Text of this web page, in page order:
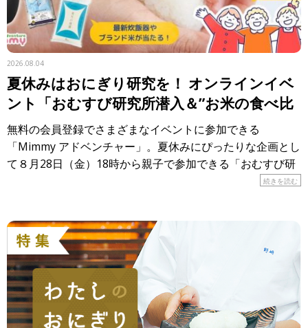
2026.08.04
夏休みはおにぎり研究を！ オンラインイベ
ント「おむすび研究所潜入＆”お米の食べ比
べ”大実験！」
無料の会員登録でさまざまなイベントに参加できる
「Mimmy アドベンチャー」。夏休みにぴったりな企画とし
て８月28日（金）18時から親子で参加できる「おむすび研
究所潜入＆”お米の食べ比べ”大実験！」が開催されます！
続きを読む